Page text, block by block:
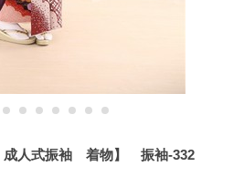
成人式振袖 着物】 振袖-332